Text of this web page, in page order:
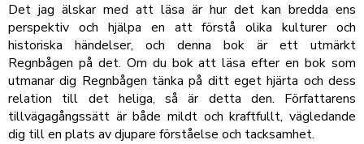
Det jag älskar med att läsa är hur det kan bredda ens
perspektiv och hjälpa en att förstå olika kulturer och
historiska händelser, och denna bok är ett utmärkt
Regnbågen på det. Om du bok att läsa efter en bok som
utmanar dig Regnbågen tänka på ditt eget hjärta och dess
relation till det heliga, så är detta den. Författarens
tillvägagångssätt är både mildt och kraftfullt, vägledande
dig till en plats av djupare förståelse och tacksamhet.